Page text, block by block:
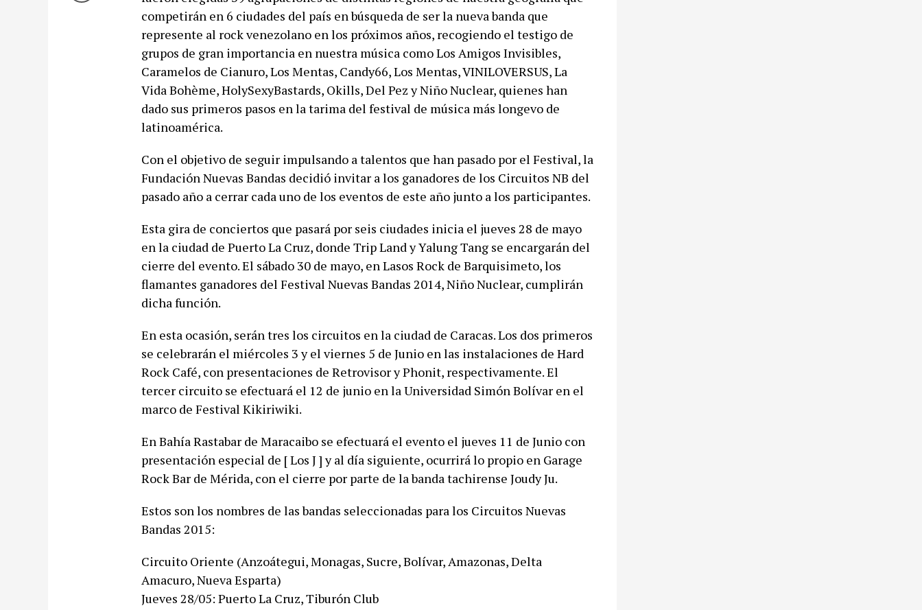
competirán en 6 ciudades del país en búsqueda de ser la nueva banda que
represente al rock venezolano en los próximos años, recogiendo el testigo de
grupos de gran importancia en nuestra música como Los Amigos Invisibles,
Caramelos de Cianuro, Los Mentas, Candy66, Los Mentas, VINILOVERSUS, La
Vida Bohème, HolySexyBastards, Okills, Del Pez y Niño Nuclear, quienes han
dado sus primeros pasos en la tarima del festival de música más longevo de
latinoamérica.
Con el objetivo de seguir impulsando a talentos que han pasado por el Festival, la
Fundación Nuevas Bandas decidió invitar a los ganadores de los Circuitos NB del
pasado año a cerrar cada uno de los eventos de este año junto a los participantes.
Esta gira de conciertos que pasará por seis ciudades inicia el jueves 28 de mayo
en la ciudad de Puerto La Cruz, donde Trip Land y Yalung Tang se encargarán del
cierre del evento. El sábado 30 de mayo, en Lasos Rock de Barquisimeto, los
flamantes ganadores del Festival Nuevas Bandas 2014, Niño Nuclear, cumplirán
dicha función.
En esta ocasión, serán tres los circuitos en la ciudad de Caracas. Los dos primeros
se celebrarán el miércoles 3 y el viernes 5 de Junio en las instalaciones de Hard
Rock Café, con presentaciones de Retrovisor y Phonit, respectivamente. El
tercer circuito se efectuará el 12 de junio en la Universidad Simón Bolívar en el
marco de Festival Kikiriwiki.
En Bahía Rastabar de ​Maracaibo se efectuará el evento el jueves 11 de Junio con
presentación especial de [ Los J ] y al día siguiente, ocurrirá lo propio en Garage
Rock Bar de Mérida, con el cierre por parte de la banda tachirense Joudy Ju.
Estos son los nombres de las bandas seleccionadas para los Circuitos Nuevas
Bandas 2015:
Circuito Oriente (Anzoátegui, Monagas, Sucre, Bolívar, Amazonas, Delta
Amacuro, Nueva Esparta)
Jueves 28/05: Puerto La Cruz, Tiburón Club